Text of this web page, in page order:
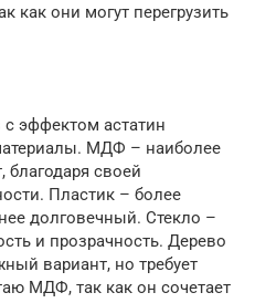
как они могут перегрузить
эффектом астатин
МДФ – наиболее
благодаря своей
Пластик – более
долговечный. Стекло –
и прозрачность. Дерево
вариант, но требует
МДФ, так как он сочетает